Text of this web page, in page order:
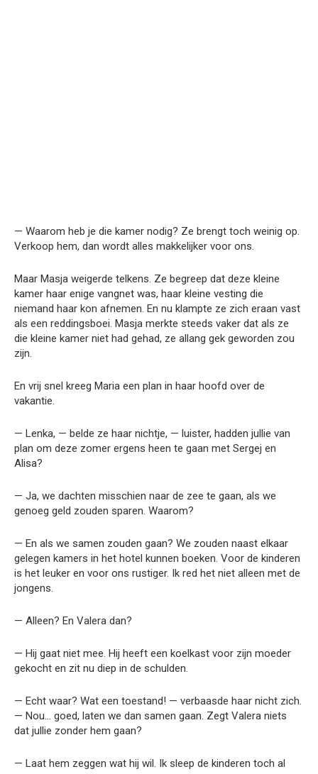
— Waarom heb je die kamer nodig? Ze brengt toch weinig op.
Verkoop hem, dan wordt alles makkelijker voor ons.
Maar Masja weigerde telkens. Ze begreep dat deze kleine
kamer haar enige vangnet was, haar kleine vesting die
niemand haar kon afnemen. En nu klampte ze zich eraan vast
als een reddingsboei. Masja merkte steeds vaker dat als ze
die kleine kamer niet had gehad, ze allang gek geworden zou
zijn.
En vrij snel kreeg Maria een plan in haar hoofd over de
vakantie.
— Lenka, — belde ze haar nichtje, — luister, hadden jullie van
plan om deze zomer ergens heen te gaan met Sergej en
Alisa?
— Ja, we dachten misschien naar de zee te gaan, als we
genoeg geld zouden sparen. Waarom?
— En als we samen zouden gaan? We zouden naast elkaar
gelegen kamers in het hotel kunnen boeken. Voor de kinderen
is het leuker en voor ons rustiger. Ik red het niet alleen met de
jongens.
— Alleen? En Valera dan?
— Hij gaat niet mee. Hij heeft een koelkast voor zijn moeder
gekocht en zit nu diep in de schulden.
— Echt waar? Wat een toestand! — verbaasde haar nicht zich.
— Nou… goed, laten we dan samen gaan. Zegt Valera niets
dat jullie zonder hem gaan?
— Laat hem zeggen wat hij wil. Ik sleep de kinderen toch al